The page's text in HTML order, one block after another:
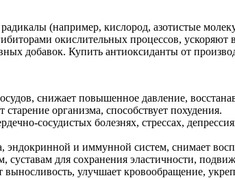
(например, кислород, азотистые
окислительных процессов, ускоряют
добавок. Купить антиоксиданты от
снижает повышенное давление,
организма, способствует похудения.
сосудистых болезнях, стрессах,
эндокринной и иммунной систем, снимает
суставам для сохранения эластичности,
улучшает кровообращение,